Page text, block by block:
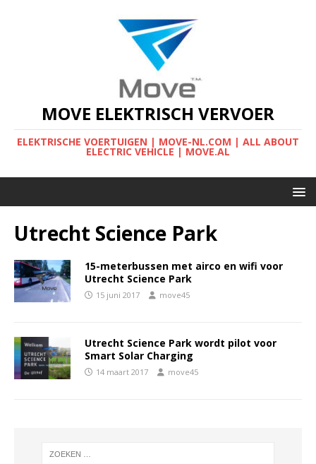
MOVE ELEKTRISCH VERVOER
ELEKTRISCHE VOERTUIGEN | MOVE-NL.COM | ALL ABOUT
ELECTRIC VEHICLE | MOVE.AL
Utrecht Science Park
15-meterbussen met airco en wifi voor
Utrecht Science Park
15 juni 2017 move45
Utrecht Science Park wordt pilot voor
Smart Solar Charging
14 maart 2017 move45